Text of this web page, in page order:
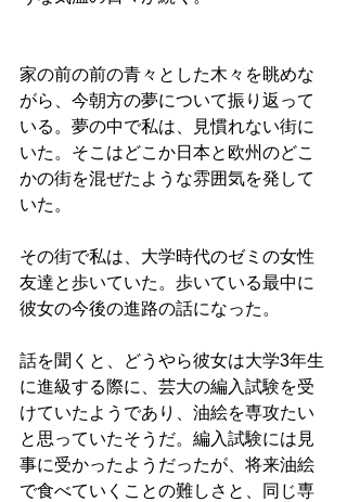
家の前の前の青々とした木々を眺めな
がら、今朝方の夢について振り返って
いる。夢の中で私は、見慣れない街に
いた。そこはどこか日本と欧州のどこ
かの街を混ぜたような雰囲気を発して
いた。
その街で私は、大学時代のゼミの女性
友達と歩いていた。歩いている最中に
彼女の今後の進路の話になった。
話を聞くと、どうやら彼女は大学3年生
に進級する際に、芸大の編入試験を受
けていたようであり、油絵を専攻たい
と思っていたそうだ。編入試験には見
事に受かったようだったが、将来油絵
で食べていくことの難しさと、同じ専